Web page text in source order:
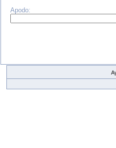
Apodo: